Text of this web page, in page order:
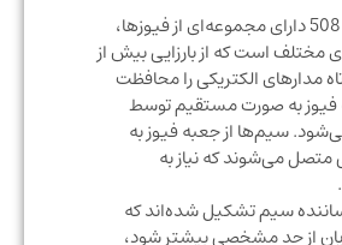
فیوز پژو 508 دارای مجموعه‌ای از فیوزها،
است که از بارزایی بیش از
الکتریکی را محافظت
به صورت مستقیم توسط
سیم‌ها از جعبه فیوز به
می‌شوند که نیاز به
سیم تشکیل شده‌اند که
حد مشخصی بیشتر شود،